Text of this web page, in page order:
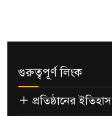
গুরুত্বপূর্ণ লিংক
প্রতিষ্ঠানের ইতিহাস